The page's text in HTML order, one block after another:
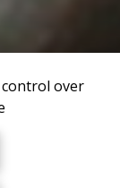
control over